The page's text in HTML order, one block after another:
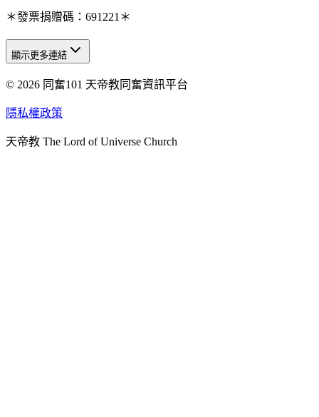
＊發票捐贈碼：691221＊
天人研究總院
天人研究學院
天人炁功院
顯示更多連結
© 2026 同奮101 天帝教同奮資訊平台
隱私權政策
天帝教 The Lord of Universe Church